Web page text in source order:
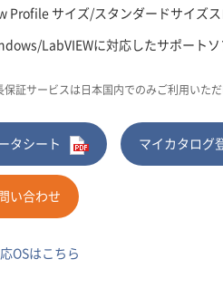
Profile サイズ/スタンダードサイズ
LabVIEWに対応したサポート
保証サービスは日本国内でのみご利用いただ
タシート マイカタログ
い合わせ
OSはこちら